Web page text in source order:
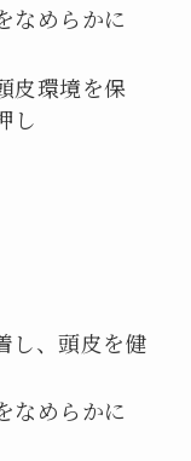
なめらかに
皮環境を保
し
し、頭皮を健
なめらかに